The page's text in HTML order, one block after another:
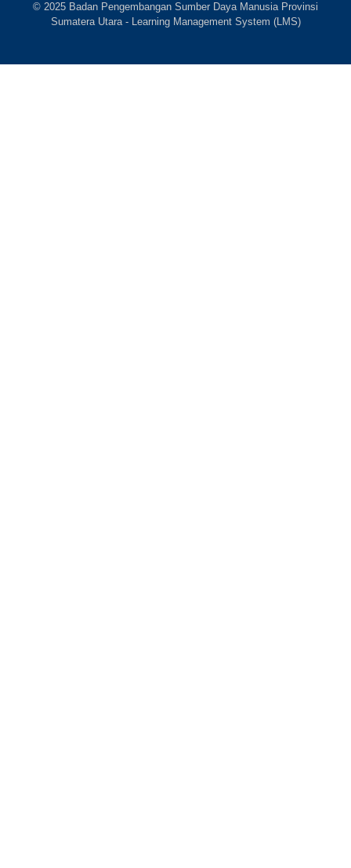
© 2025 Badan Pengembangan Sumber Daya Manusia Provinsi
Sumatera Utara - Learning Management System (LMS)